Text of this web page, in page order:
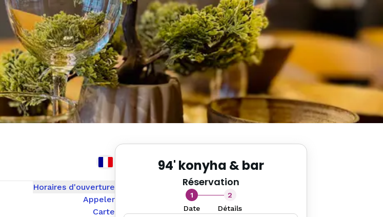
Horaires d'ouverture
Appeler
Carte
94' konyha & bar
Réservation
1
Date
2
Détails